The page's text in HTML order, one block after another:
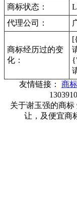
商标状态：
代理公司：
商标经历过的变
化：
友情链接： 商
关于谢玉强的商
让，及便宜商